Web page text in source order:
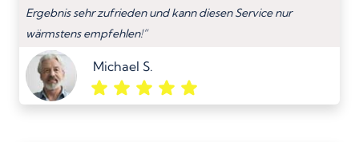
Ergebnis sehr zufrieden und kann diesen Service nur
wärmstens empfehlen!”
Michael S.